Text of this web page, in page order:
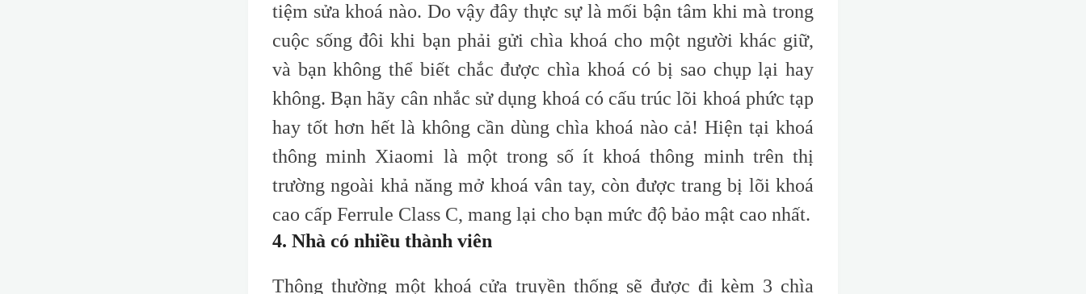
tiệm sửa khoá nào. Do vậy đây thực sự là mối bận tâm khi mà trong
cuộc sống đôi khi bạn phải gửi chìa khoá cho một người khác giữ,
và bạn không thể biết chắc được chìa khoá có bị sao chụp lại hay
không. Bạn hãy cân nhắc sử dụng khoá có cấu trúc lõi khoá phức tạp
hay tốt hơn hết là không cần dùng chìa khoá nào cả! Hiện tại khoá
thông minh Xiaomi là một trong số ít khoá thông minh trên thị
trường ngoài khả năng mở khoá vân tay, còn được trang bị lõi khoá
cao cấp Ferrule Class C, mang lại cho bạn mức độ bảo mật cao nhất.
4. Nhà có nhiều thành viên
Thông thường một khoá cửa truyền thống sẽ được đi kèm 3 chìa